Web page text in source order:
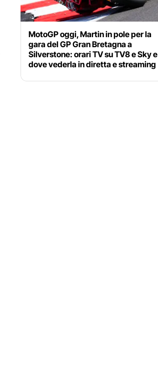
MotoGP oggi, Martin in pole per la
gara del GP Gran Bretagna a
Silverstone: orari TV su TV8 e Sky e
dove vederla in diretta e streaming